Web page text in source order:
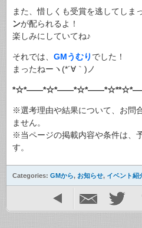
また、惜しくも受賞を逃してしま
ンが配られるよ！
楽しみにしていてね♪
それでは、 GMうむり でした！
まったねーヽ(*´∀｀)ノ
※選考理由や結果について、お問
ません。
※当ページの掲載内容や条件は、
す。
Categories: GMから, お知らせ, イベント紹